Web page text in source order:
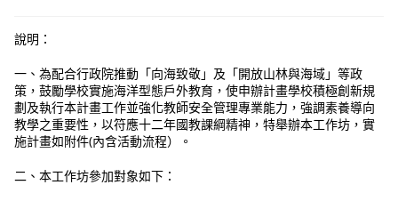
說明：
一、為配合行政院推動「向海致敬」及「開放山林與海域」等政
策，鼓勵學校實施海洋型態戶外教育，使申辦計畫學校積極創新規
劃及執行本計畫工作並強化教師安全管理專業能力，強調素養導向
教學之重要性，以符應十二年國教課綱精神，特舉辦本工作坊，實
施計畫如附件(內含活動流程）。
二、本工作坊參加對象如下：